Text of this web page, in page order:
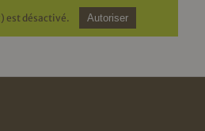
est désactivé. Autoriser